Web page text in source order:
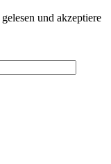
gelesen und akzeptiere